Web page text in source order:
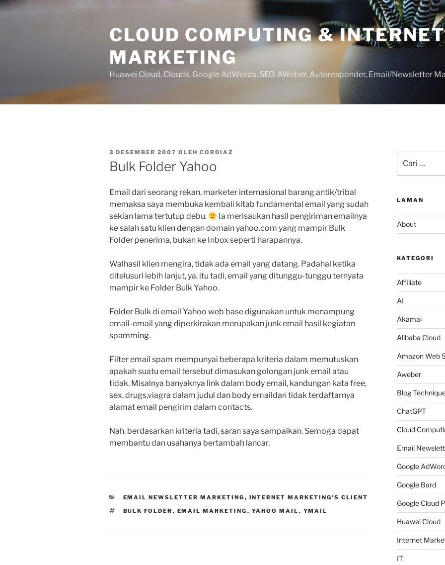
Lompat
CLOUD COMPUTING & INTERNET
MARKETING
Huawei Cloud, Clouds, Google AdWords, SEO, AWeber, Autoresponder, Email/Newsletter
DIPOSKAN
PADA
3 DESEMBER 2007 OLEH CORDIAZ
Bulk Folder Yahoo
Email dari seorang rekan, marketer internasional barang antik/tribal
memaksa saya membuka kembali kitab fundamental email yang sudah
sekian lama tertutup debu.
Ia merisaukan hasil pengiriman emailnya
ke salah satu klien dengan domain yahoo.com yang mampir Bulk
Folder penerima, bukan ke Inbox seperti harapannya.
Walhasil klien mengira, tidak ada email yang datang. Padahal ketika
ditelusuri lebih lanjut, ya, itu tadi, email yang ditunggu-tunggu ternyata
mampir ke Folder Bulk Yahoo.
Folder Bulk di email Yahoo web base digunakan untuk menampung
email-email yang diperkirakan merupakan junk email hasil kegiatan
spamming.
Filter email spam mempunyai beberapa kriteria dalam memutuskan
apakah suatu email tersebut dimasukan golongan junk email atau
tidak. Misalnya banyaknya link dalam body email, kandungan kata free,
sex, drugs,viagra dalam judul dan body emaildan tidak terdaftarnya
alamat email pengirim dalam contacts.
Nah, berdasarkan kriteria tadi, saran saya sampaikan. Semoga dapat
membantu dan usahanya bertambah lancar.
KATEGORI
EMAIL NEWSLETTER MARKETING , INTERNET MARKETING'S CLIENT
TAG
BULK FOLDER , EMAIL MARKETING , YAHOO MAIL , YMAIL
untuk:
LAMAN
About
KATEGORI
Affiliate
AI
Akamai
Alibaba Cloud
Amazon Web
Aweber
Blog
ChatGPT
Cloud
Email
Google
Google Bard
Google Cloud
Huawei Cloud
Internet
IT